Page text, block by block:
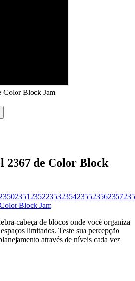
Color Block Jam
2367 de Color Block
23502351 235223532354235523562357
Color Block Jam
cabeça de blocos onde você organiza
limitados. Teste sua percepção
através de níveis cada vez